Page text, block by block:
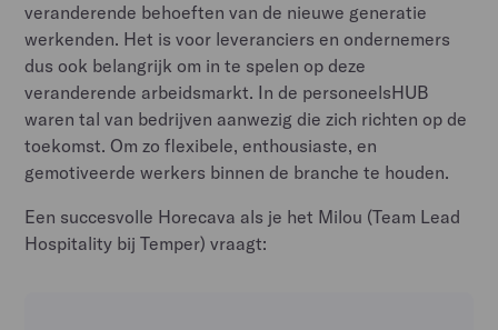
veranderende behoeften van de nieuwe generatie
werkenden. Het is voor leveranciers en ondernemers
dus ook belangrijk om in te spelen op deze
veranderende arbeidsmarkt. In de personeelsHUB
waren tal van bedrijven aanwezig die zich richten op de
toekomst. Om zo flexibele, enthousiaste, en
gemotiveerde werkers binnen de branche te houden.
Een succesvolle Horecava als je het Milou (Team Lead
Hospitality bij Temper) vraagt: